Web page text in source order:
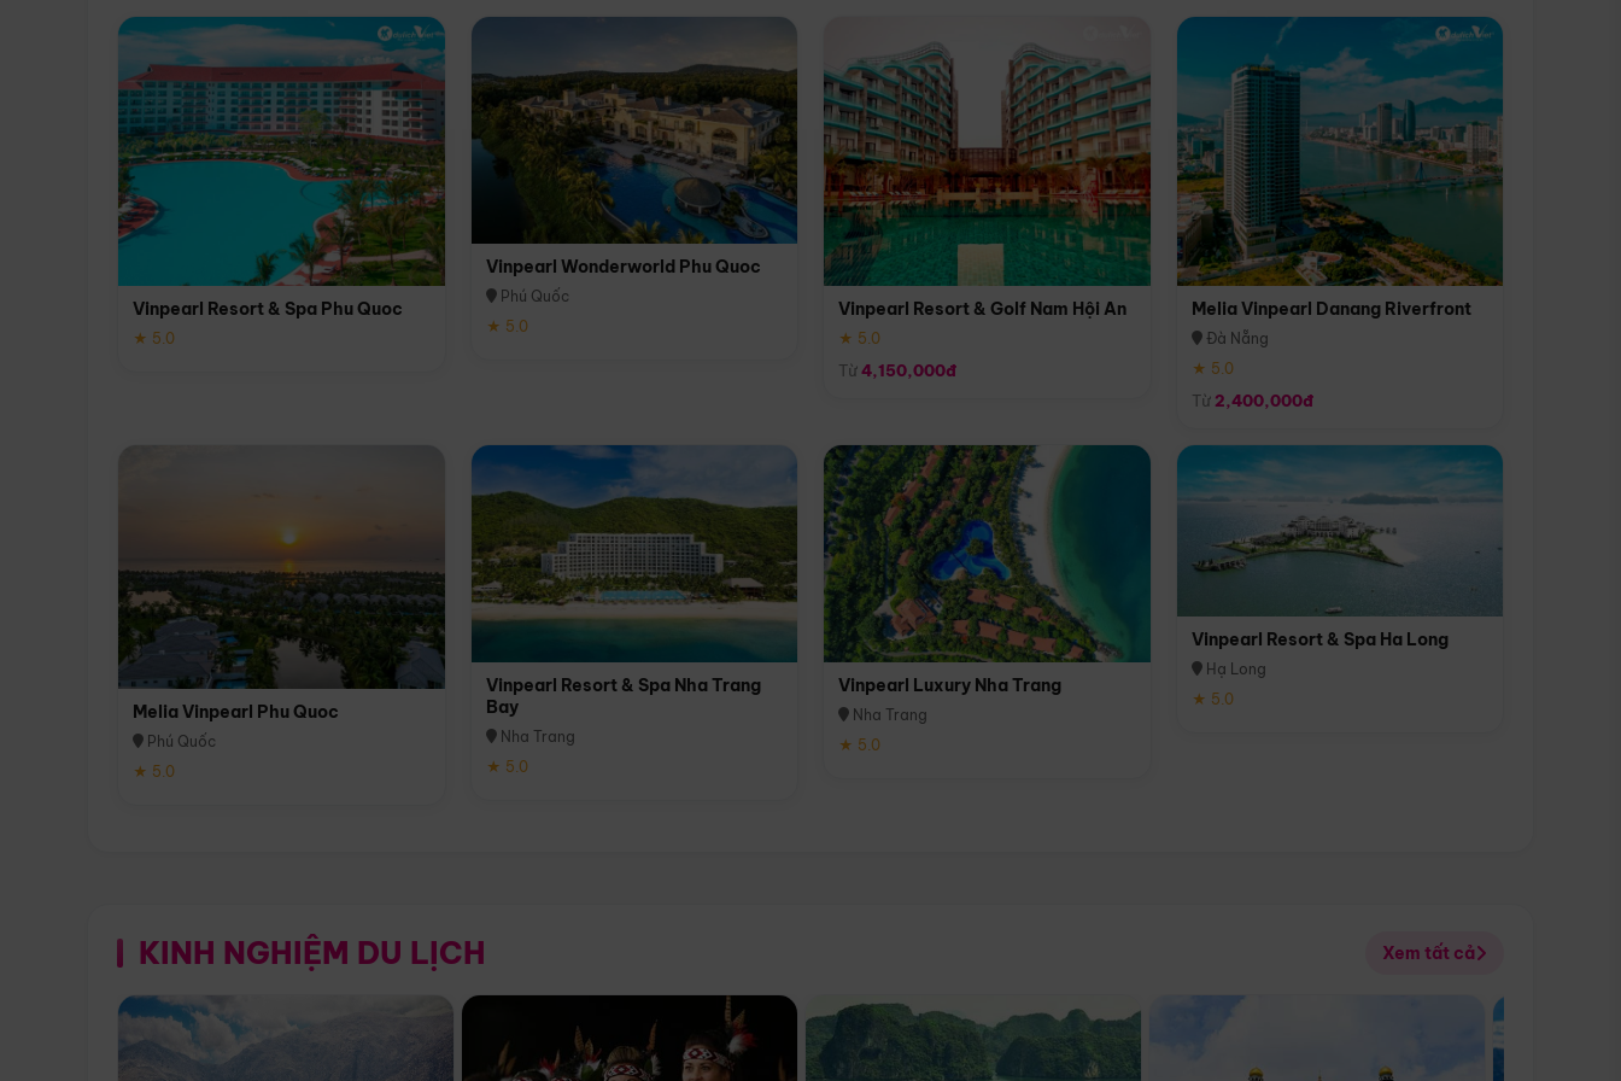
Vinpearl Resort & Spa Phu Quoc
★ 5.0
Vinpearl Wonderworld Phu Quoc
Phú Quốc
★ 5.0
Vinpearl Resort & Golf Nam Hội An
★ 5.0
Từ4,150,000đ
Melia Vinpearl Danang Riverfront
Đà Nẵng
★ 5.0
Từ 2,400,000đ
Melia Vinpearl Phu Quoc
Phú Quốc
★ 5.0
Vinpearl Resort & Spa Nha Trang
Bay
Nha Trang
★ 5.0
Vinpearl Luxury Nha Trang
Nha Trang
★ 5.0
Vinpearl Resort & Spa Ha Long
Hạ Long
★ 5.0
KINH NGHIỆM DU LỊCH Xem tất cả